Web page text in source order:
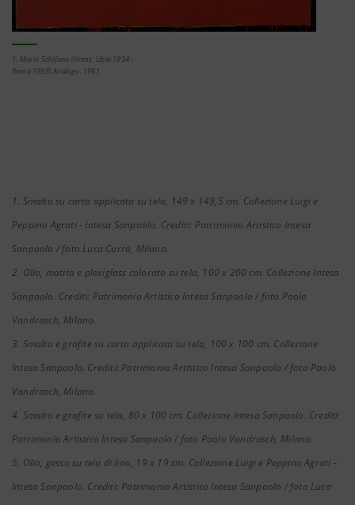
1. Mario Schifano (Homs, Libia 1934 -
Roma 1998) Analogo, 1961
1. Smalto su carta applicata su tela, 149 x 149,5 cm. Collezione Luigi e
Peppino Agrati - Intesa Sanpaolo. Crediti: Patrimonio Artistico Intesa
Sanpaolo / foto Luca Carrà, Milano.
2. Olio, matita e plexiglass colorato su tela, 100 x 200 cm. Collezione Intesa
Sanpaolo. Crediti: Patrimonio Artistico Intesa Sanpaolo / foto Paolo
Vandrasch, Milano.
3. Smalto e grafite su carta applicata su tela, 100 x 100 cm. Collezione
Intesa Sanpaolo. Crediti: Patrimonio Artistico Intesa Sanpaolo / foto Paolo
Vandrasch, Milano.
4. Smalto e grafite su tela, 80 x 100 cm. Collezione Intesa Sanpaolo. Crediti:
Patrimonio Artistico Intesa Sanpaolo / foto Paolo Vandrasch, Milano.
5. Olio, gesso su tela di lino, 19 x 19 cm. Collezione Luigi e Peppino Agrati -
Intesa Sanpaolo. Crediti: Patrimonio Artistico Intesa Sanpaolo / foto Luca